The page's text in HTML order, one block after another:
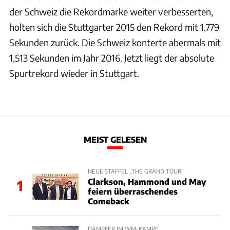
der Schweiz die Rekordmarke weiter verbesserten,
holten sich die Stuttgarter 2015 den Rekord mit 1,779
Sekunden zurück. Die Schweiz konterte abermals mit
1,513 Sekunden im Jahr 2016. Jetzt liegt der absolute
Spurtrekord wieder in Stuttgart.
MEIST GELESEN
1
NEUE STAFFEL „THE GRAND TOUR“
Clarkson, Hammond und May
feiern überraschendes
Comeback
DÄMPFER IM WM-KAMPF